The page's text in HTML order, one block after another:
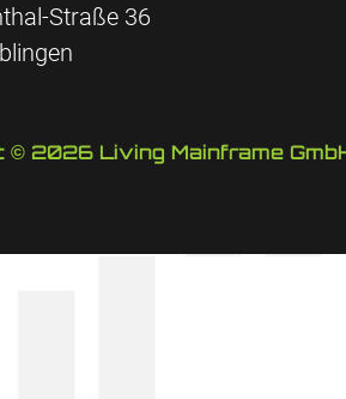
Straße 36
© 2026 Living Mainframe